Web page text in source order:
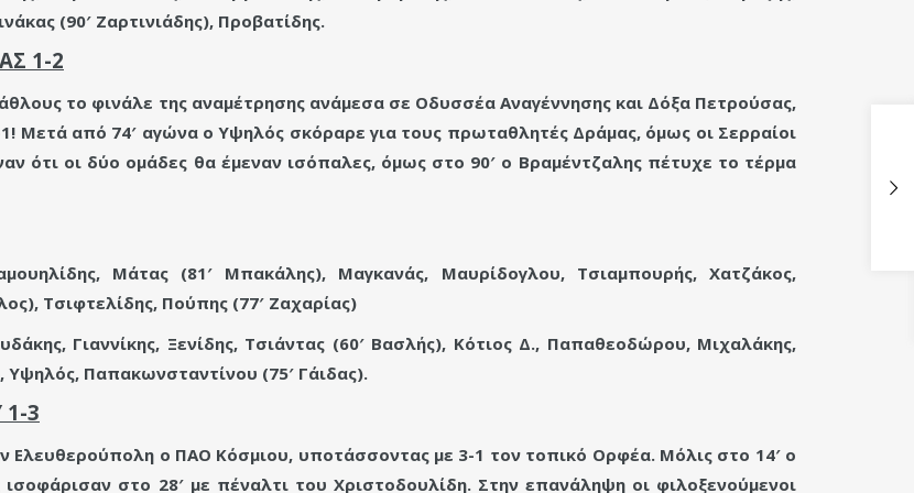
(90′ Ζαρτινιάδης), Προβατίδης.
1-2
το φινάλε της αναμέτρησης ανάμεσα σε Οδυσσέα Αναγέννησης και Δόξα Πετρούσας,
Μετά από 74′ αγώνα ο Υψηλός σκόραρε για τους πρωταθλητές Δράμας, όμως οι Σερραίοι
ότι οι δύο ομάδες θα έμεναν ισόπαλες, όμως στο 90′ ο Βραμέντζαλης πέτυχε το τέρμα
Μάτας (81′ Μπακάλης), Μαγκανάς, Μαυρίδογλου, Τσιαμπουρής, Χατζάκος,
Τσιφτελίδης, Πούπης (77′ Ζαχαρίας)
Γιαννίκης, Ξενίδης, Τσιάντας (60′ Βασλής), Κότιος Δ., Παπαθεοδώρου, Μιχαλάκης,
Παπακωνσταντίνου (75′ Γάιδας).
3
Ελευθερούπολη ο ΠΑΟ Κόσμιου, υποτάσσοντας με 3-1 τον τοπικό Ορφέα. Μόλις στο 14′ ο
στο 28′ με πέναλτι του Χριστοδουλίδη. Στην επανάληψη οι φιλοξενούμενοι